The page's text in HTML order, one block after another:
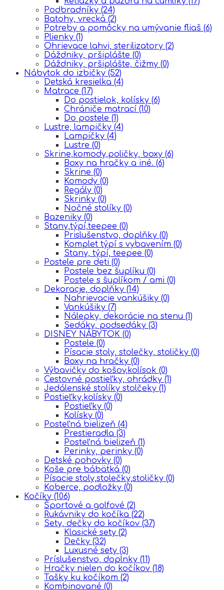
Podbradníky (24)
Batohy, vrecká (2)
Potreby a pomôcky na umývanie fliaš (6)
Plienky (1)
Ohrievace lahvi, sterilizatory (2)
Dáždniky, pršiplášte (0)
Dáždniky, pršiplášte, čižmy (0)
Nábytok do izbičky (52)
Detská kresielka (4)
Matrace (17)
Do postielok, kolísky (6)
Chrániče matrací (10)
Do postele (1)
Lustre, lampičky (4)
Lampičky (4)
Lustre (0)
Skrine,komody,poličky, boxy (6)
Boxy na hračky a iné. (6)
Skrine (0)
Komody (0)
Regály (0)
Skrinky (0)
Nočné stolíky (0)
Bazeniky (0)
Stany,týpí,teepee (0)
Prislušenstvo, doplňky (0)
Komplet týpí s vybavením (0)
Stany, týpí, teepee (0)
Postele pre deti (0)
Postele bez šuplíku (0)
Postele s šuplíkom / ami (0)
Dekoracje, doplňky (14)
Nahrievacie vankúšiky (0)
Vankúšiky (7)
Nálepky, dekorácie na stenu (1)
Sedáky, podsedáky (3)
DISNEY NÁBYTOK (0)
Postele (0)
Písacie stoly, stolečky, stoličky (0)
Boxy na hračky (0)
Výbavičky do košov,kolísok (0)
Cestovné postieľky, ohrádky (1)
Jedálenské stolíky stolčeky (1)
Postieľky,kolísky (0)
Postieľky (0)
Kolísky (0)
Posteľná bielizeň (4)
Prestieradla (3)
Posteľná bielizeň (1)
Perinky, perinky (0)
Detské pohovky (0)
Koše pre bábätká (0)
Písacie stoly,stolečky,stoličky (0)
Koberce, podložky (0)
Kočíky (106)
Športové a golfové (2)
Rukávniky do kočíka (22)
Sety, dečky do kočíkov (37)
Klasické sety (2)
Dečky (32)
Luxusné sety (3)
Príslušenstvo, doplnky (11)
Hračky nielen do kočíkov (18)
Tašky ku kočíkom (2)
Kombinované (0)